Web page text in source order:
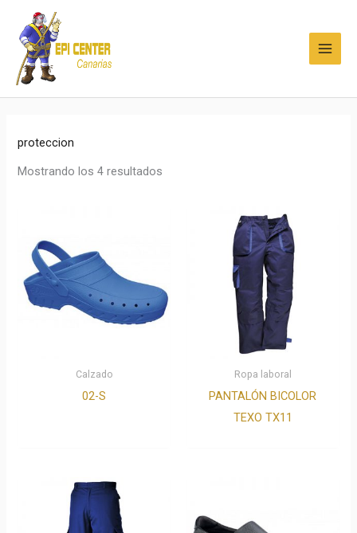
contenido
proteccion
Mostrando los 4 resultados
Calzado
02-S
Ropa laboral
PANTALÓN BICOLOR
TEXO TX11